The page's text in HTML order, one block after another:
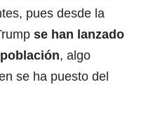
pues desde la
se han lanzado
, algo
se ha puesto del